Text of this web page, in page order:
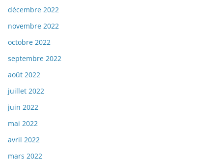
décembre 2022
novembre 2022
octobre 2022
septembre 2022
août 2022
juillet 2022
juin 2022
mai 2022
avril 2022
mars 2022